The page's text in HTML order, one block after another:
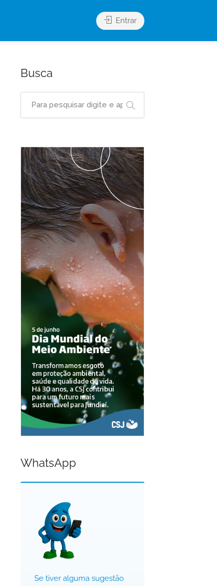
Entrar
Busca
WhatsApp
Se tiver alguma sugestão